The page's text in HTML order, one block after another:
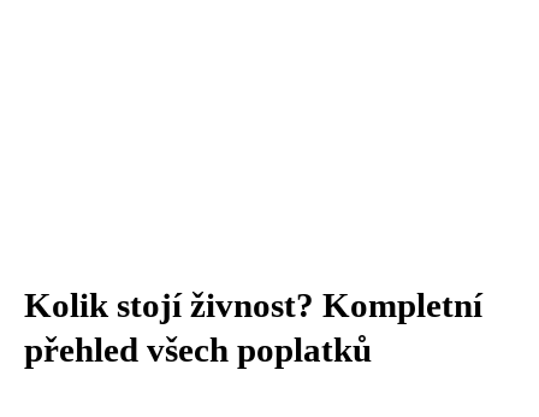
Kolik stojí živnost? Kompletní
přehled všech poplatků